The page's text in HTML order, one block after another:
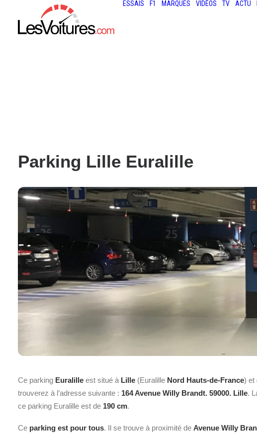
ESSAIS F1 MARQUES VIDÉOS TV ACTU
Parking Lille Euralille
Ce parking Euralille est situé à Lille (Euralille Nord Hauts-de-France) et
trouverez à l’adresse suivante : 164 Avenue Willy Brandt. 59000. Lille.
ce parking Euralille est de 190 cm.
Ce parking est pour tous. Il se trouve à proximité de Avenue Willy